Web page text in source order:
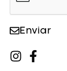
Enviar